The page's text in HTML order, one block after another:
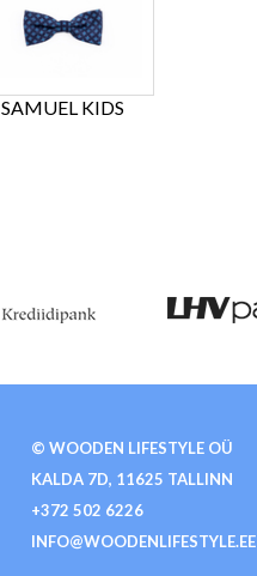
SAMUEL KIDS
© WOODEN LIFESTYLE OÜ
KALDA 7D, 11625 TALLINN
+372 502 6226
INFO@WOODENLIFESTYLE.EE